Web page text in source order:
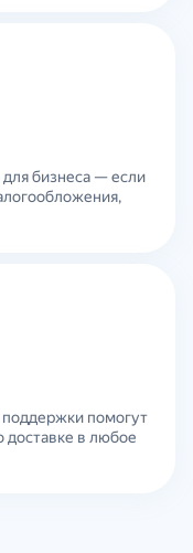
для бизнеса — если
помогут
доставке в любое